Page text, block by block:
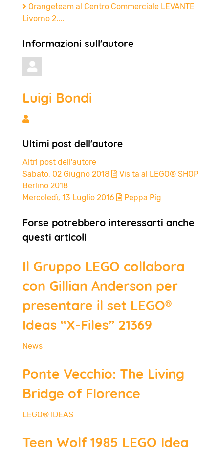
Orangeteam al Centro Commerciale LEVANTE
Livorno 2....
Informazioni sull'autore
Luigi Bondi
Luigi Bondi
Ultimi post dell'autore
Altri post dell'autore
Sabato, 02 Giugno 2018
Visita al LEGO® SHOP
Berlino 2018
Mercoledì, 13 Luglio 2016
Peppa Pig
Forse potrebbero interessarti anche
questi articoli
Il Gruppo LEGO collabora
con Gillian Anderson per
presentare il set LEGO®
Ideas “X-Files” 21369
News
Ponte Vecchio: The Living
Bridge of Florence
LEGO® IDEAS
Teen Wolf 1985 LEGO Idea